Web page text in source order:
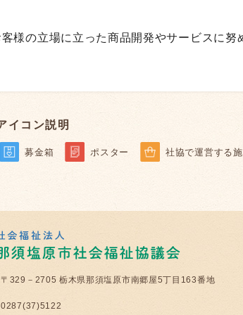
客様の立場に立った商品開発やサービスに努
イコン説明
募金箱 ポスター 社協で運営する
〒329－2705 栃木県那須塩原市南郷屋5丁目163番地
0287(37)5122